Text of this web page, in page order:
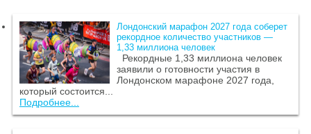
Лондонский марафон 2027 года соберет
рекордное количество участников —
1,33 миллиона человек
Рекордные 1,33 миллиона человек
заявили о готовности участия в
Лондонском марафоне 2027 года,
который состоится...
Подробнее...